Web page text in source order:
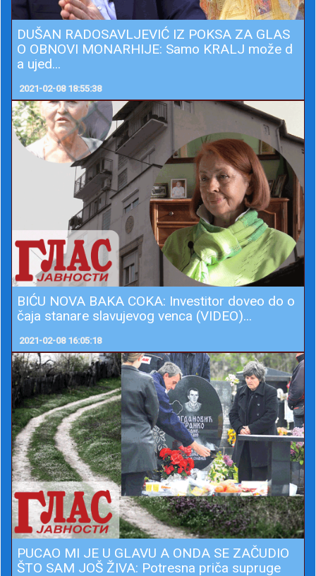
DUŠAN RADOSAVLJEVIĆ IZ POKSA ZA GLAS
O OBNOVI MONARHIJE: Samo KRALJ može d
a ujed...
2021-02-08 18:55:38
BIĆU NOVA BAKA COKA: Investitor doveo do o
čaja stanare slavujevog venca (VIDEO)...
2021-02-08 16:05:18
PUCAO MI JE U GLAVU A ONDA SE ZAČUDIO
ŠTO SAM JOŠ ŽIVA: Potresna priča supruge